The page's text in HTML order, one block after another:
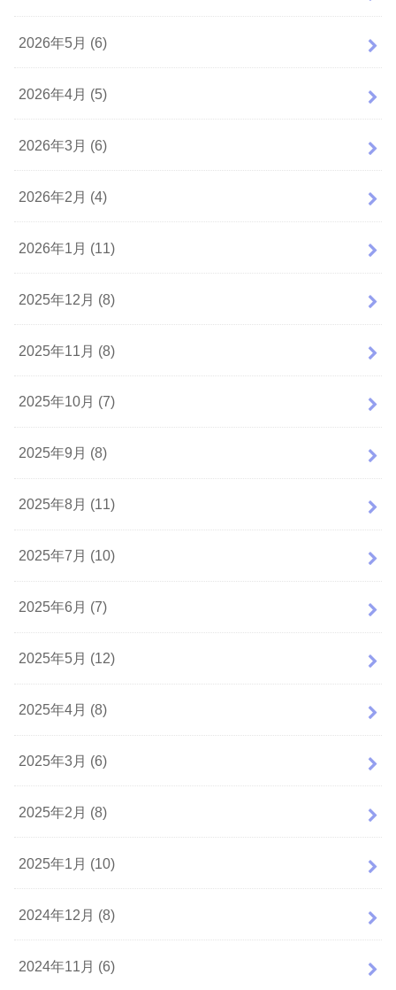
2026年5月 (6)
2026年4月 (5)
2026年3月 (6)
2026年2月 (4)
2026年1月 (11)
2025年12月 (8)
2025年11月 (8)
2025年10月 (7)
2025年9月 (8)
2025年8月 (11)
2025年7月 (10)
2025年6月 (7)
2025年5月 (12)
2025年4月 (8)
2025年3月 (6)
2025年2月 (8)
2025年1月 (10)
2024年12月 (8)
2024年11月 (6)